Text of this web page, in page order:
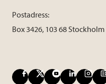
Postadress:
Box 3426, 103 68 Stockholm
F X Y L I B